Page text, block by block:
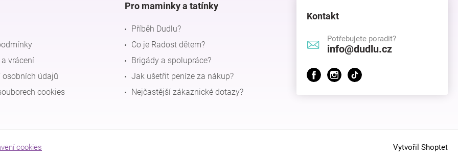
vrácení
osobních údajů
cookies
Pro maminky a tatínky
Příběh Dudlu?
Co je Radost dětem?
Brigády a spolupráce?
Jak ušetřit peníze za nákup?
Nejčastější zákaznické dotazy?
Kontakt
Potřebujete poradit?
info@dudlu.cz
Vytvořil Shoptet
cookies